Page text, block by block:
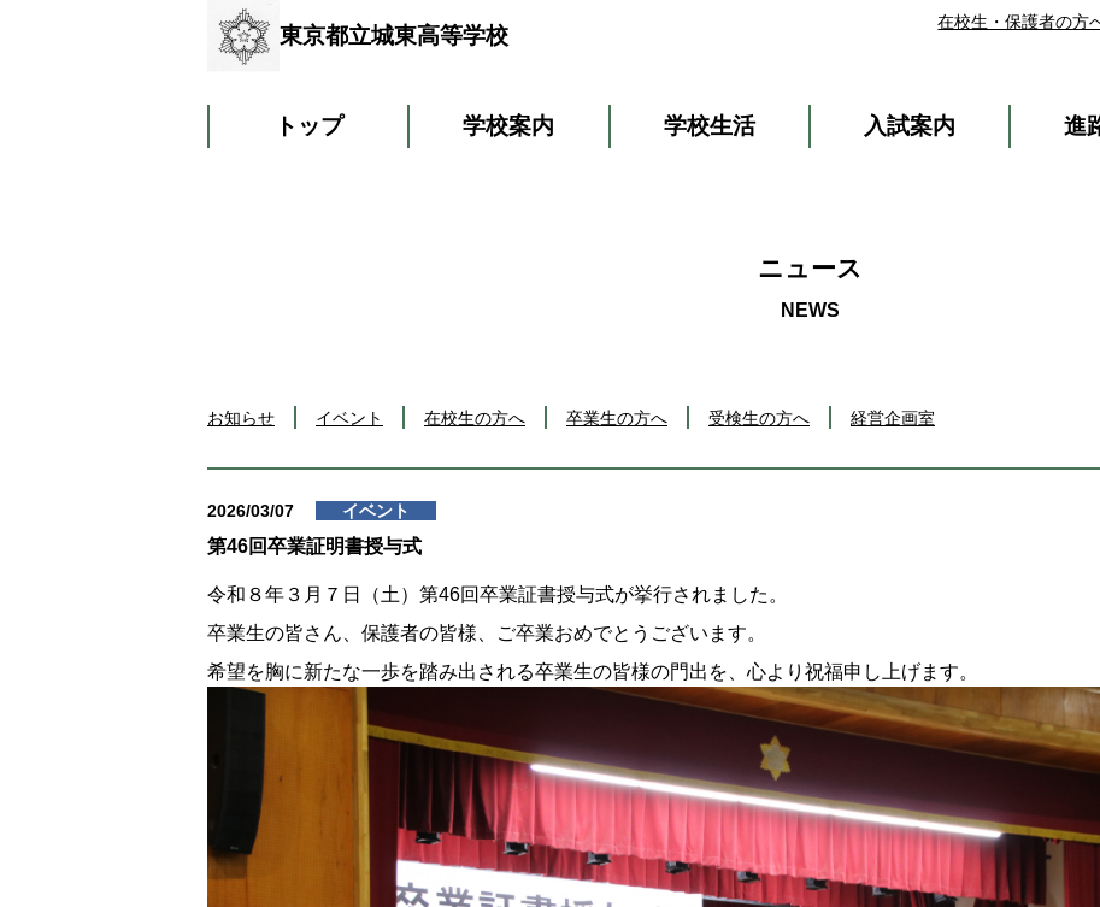
東京都立城東高等学校
トップ 学校案内 学校生活 入試案内 進
在校生・保護者の方
ニュース
お知らせ イベント 在校生の方へ 卒業生の方へ 受検生の方へ 経営企画室
2026/03/07 イベント
第46回卒業証明書授与式
令和８年３月７日（土）第46回卒業証書授与式が挙行されました。
卒業生の皆さん、保護者の皆様、ご卒業おめでとうございます。
希望を胸に新たな一歩を踏み出される卒業生の皆様の門出を、心より祝福申し上げます。